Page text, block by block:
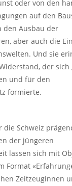
oder von den
auf den
den Ausbau der
aber auch die
Und sie
der sich
und für den
formierte.
die Schweiz
der jüngeren
lassen sich mit
Format
Zeitzeuginnen